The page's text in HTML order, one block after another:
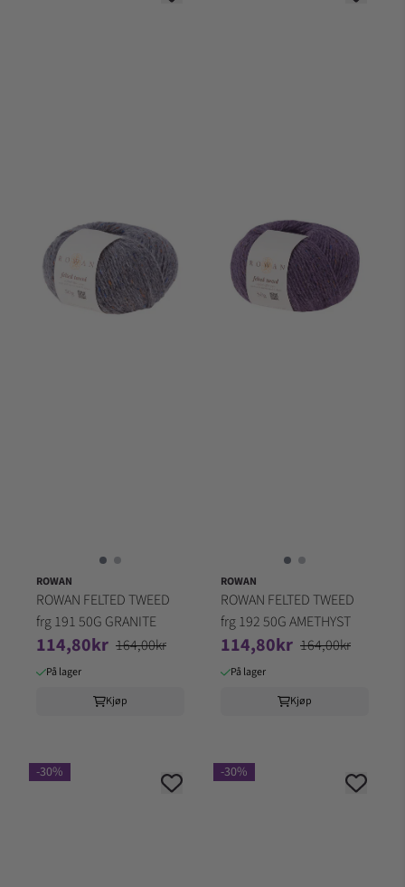
ROWAN
ROWAN FELTED TWEED
frg 191 50G GRANITE
114,80kr 164,00kr
På lager
Kjøp
ROWAN
ROWAN FELTED TWEED
frg 192 50G AMETHYST
114,80kr 164,00kr
På lager
Kjøp
-30% -30%